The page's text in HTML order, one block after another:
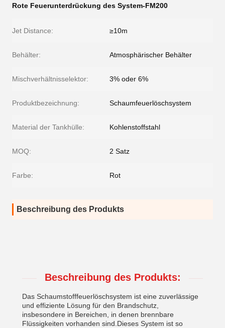
Rote Feuerunterdrückung des System-FM200
Jet Distance: ≥10m
Behälter: Atmosphärischer Behälter
Mischverhältnisselektor: 3% oder 6%
Produktbezeichnung: Schaumfeuerlöschsystem
Material der Tankhülle: Kohlenstoffstahl
MOQ: 2 Satz
Farbe: Rot
Beschreibung des Produkts
Beschreibung des Produkts:
Das Schaumstofffeuerlöschsystem ist eine zuverlässige
und effiziente Lösung für den Brandschutz,
insbesondere in Bereichen, in denen brennbare
Flüssigkeiten vorhanden sind.Dieses System ist so